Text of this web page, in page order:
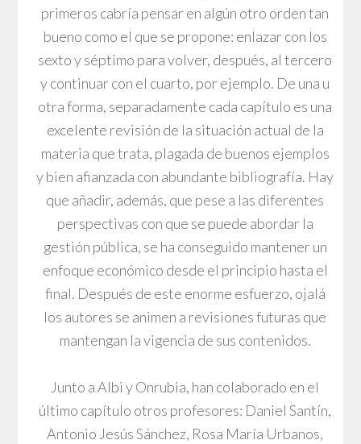
primeros cabría pensar en algún otro orden tan
bueno como el que se propone: enlazar con los
sexto y séptimo para volver, después, al tercero
y continuar con el cuarto, por ejemplo. De una u
otra forma, separadamente cada capítulo es una
excelente revisión de la situación actual de la
materia que trata, plagada de buenos ejemplos
y bien afianzada con abundante bibliografía. Hay
que añadir, además, que pese a las diferentes
perspectivas con que se puede abordar la
gestión pública, se ha conseguido mantener un
enfoque económico desde el principio hasta el
final. Después de este enorme esfuerzo, ojalá
los autores se animen a revisiones futuras que
mantengan la vigencia de sus contenidos.
Junto a Albi y Onrubia, han colaborado en el
último capítulo otros profesores: Daniel Santín,
Antonio Jesús Sánchez, Rosa María Urbanos,